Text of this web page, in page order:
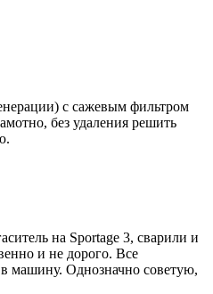
с сажевым фильтром
без удаления решить
на Sportage 3, сварили и
и не дорого. Все
машину. Однозначно советую,